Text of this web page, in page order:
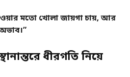
মতো খোলা জায়গা চায়, আর
ধীরগতি নিয়ে